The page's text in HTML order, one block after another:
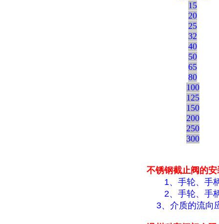
15
20
25
32
40
50
65
80
100
125
150
200
250
300
不锈钢截止阀的
1、手轮、手柄
2、手轮、手柄
3、介质的流向